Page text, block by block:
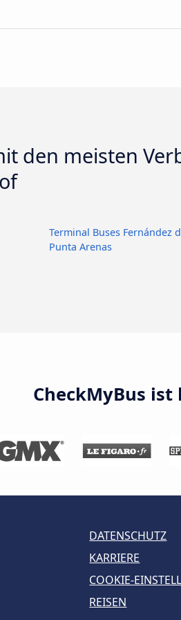
den meisten
Terminal Buses Fernández
Punta Arenas
CheckMyBus
DATENSCHUTZ
KARRIERE
COOKIE-
REISEN